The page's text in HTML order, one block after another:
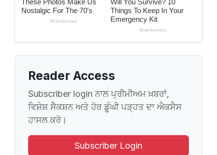
Reader Access
Subscriber login ਨਾਲ ਪ੍ਰੀਮੀਅਮ ਖ਼ਬਰਾਂ,
ਵਿਸ਼ੇਸ਼ ਸੈਕਸ਼ਨ ਅਤੇ ਹੋਰ ਡੂੰਘੀ ਪੜ੍ਹਤ ਦਾ ਐਕਸੈਸ
ਹਾਸਲ ਕਰੋ।
Subscriber Login